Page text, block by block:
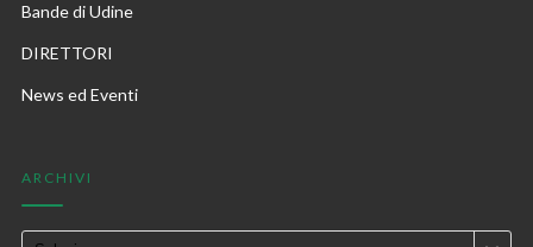
Bande di Udine
DIRETTORI
News ed Eventi
ARCHIVI